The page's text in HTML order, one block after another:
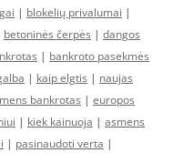
| blokelių privalumai |
betoninės čerpės | dangos
| bankroto pasekmės
| kaip elgtis | naujas
bankrotas | europos
| kiek kainuoja | asmens
| pasinaudoti verta |